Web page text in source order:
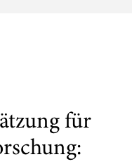
für